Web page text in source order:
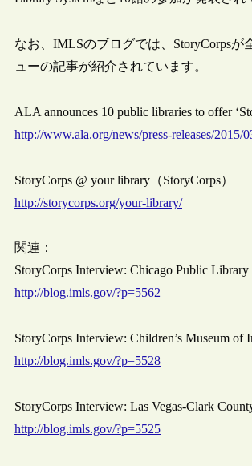
なお、IMLSのブログでは、StoryCorps
ューの記事が紹介されています。
ALA announces 10 public libraries to offer
http://www.ala.org/news/press-releases/
StoryCorps @ your library（StoryCorps）
http://storycorps.org/your-library/
関連：
StoryCorps Interview: Chicago Public Library
http://blog.imls.gov/?p=5562
StoryCorps Interview: Children’s Museum of
http://blog.imls.gov/?p=5528
StoryCorps Interview: Las Vegas-Clark
http://blog.imls.gov/?p=5525